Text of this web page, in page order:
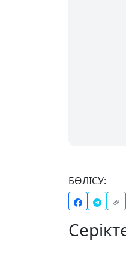
БӨЛІСУ: